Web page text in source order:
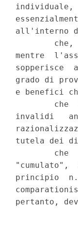
individuale,
all'interno
che,
mentre
sopperisce
grado di
e benefici
che
invalidi
tutela dei
che
principio  n.